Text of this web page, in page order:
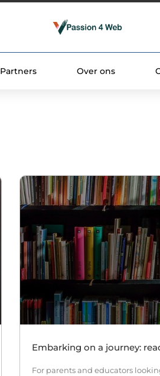
Partners Over ons
Embarking on a journey:
For parents and educators